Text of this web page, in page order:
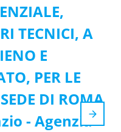
TECNICI, A
E
PER LE
DI ROMA
- Agenzia